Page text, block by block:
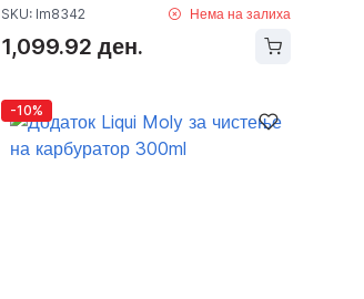
SKU: lm8342 Нема на залиха
1,099.92 ден.
-10%